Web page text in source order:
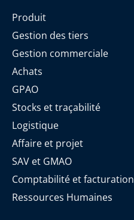
Produit
Gestion des tiers
Gestion commerciale
Achats
GPAO
Stocks et traçabilité
Logistique
Affaire et projet
SAV et GMAO
Comptabilité et facturation
Ressources Humaines